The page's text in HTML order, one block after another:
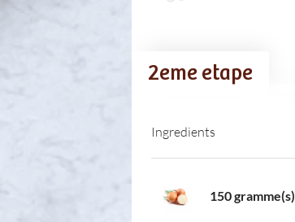
2eme etape
Ingredients
150 gramme(s)